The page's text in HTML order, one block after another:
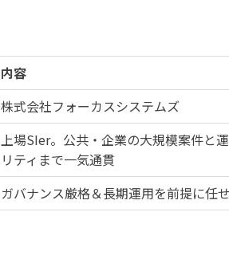
内容
株式会社フォーカスシステムズ
上場SIer。公共・企業の大規模案件と
リティまで一気通貫
ガバナンス厳格＆長期運用を前提に任